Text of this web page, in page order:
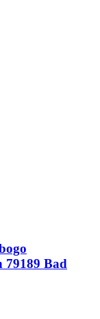
79189 Bad